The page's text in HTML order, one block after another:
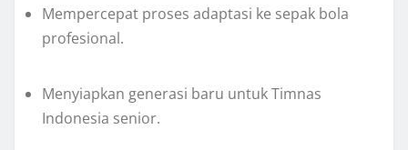
Mempercepat proses adaptasi ke sepak bola
profesional.
Menyiapkan generasi baru untuk Timnas
Indonesia senior.